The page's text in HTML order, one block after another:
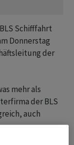
Schifffahrt
Donnerstag
der
mehr als
der BLS
auch